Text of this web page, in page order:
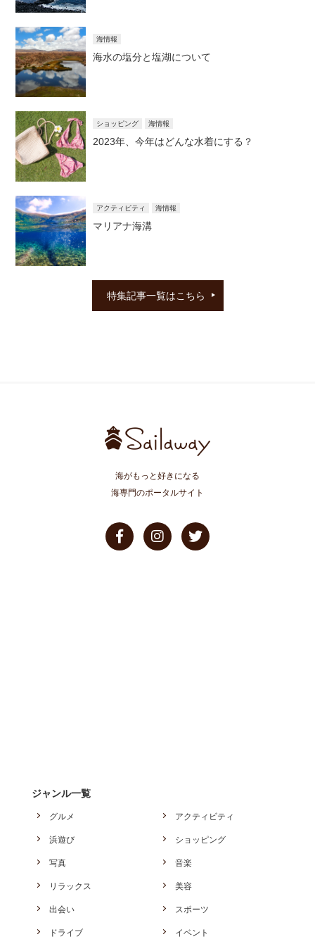
海情報
海水の塩分と塩湖について
ショッピング 海情報
2023年、今年はどんな水着にする？
アクティビティ 海情報
マリアナ海溝
特集記事一覧はこちら
海がもっと好きになる
海専門のポータルサイト
ジャンル一覧
グルメ アクティビティ
浜遊び ショッピング
写真 音楽
リラックス 美容
出会い スポーツ
ドライブ イベント